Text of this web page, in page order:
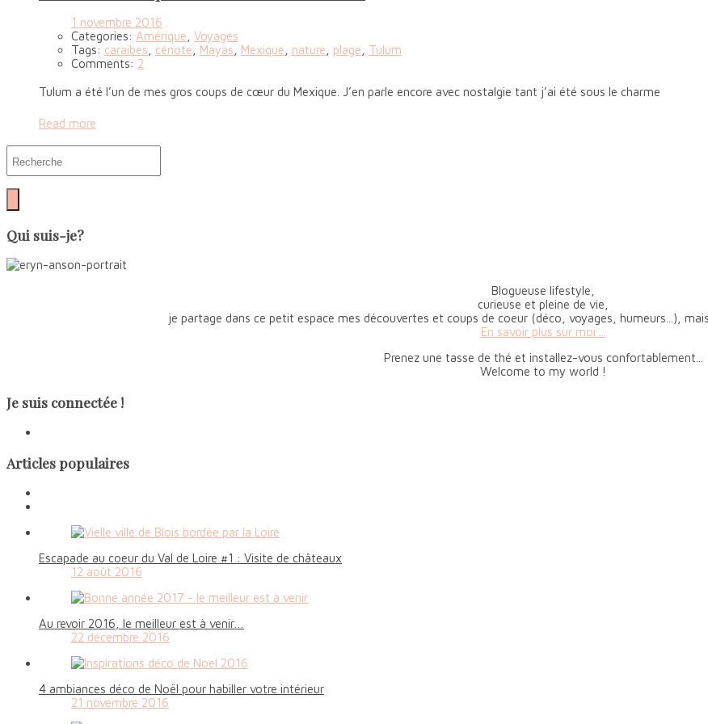
1 novembre 2016
Categories: Amérique Voyages
Tags: caraibes cénote Mayas Mexique nature plage
Tulum
Comments: 2
Tulum a été l’un de mes gros coups de cœur du Mexique. J’en parle encore avec nostalgie tant j’ai été sous le charme
Read more
Qui suis-je?
Blogueuse lifestyle,
curieuse et pleine de vie,
je partage dans ce petit espace mes découvertes et coups de coeur (déco, voyages, humeurs...),
En savoir plus sur moi ...
Prenez une tasse de thé et installez-vous confortablement...
Welcome to my world !
Je suis connectée !
Articles populaires
Escapade au coeur du Val de Loire #1 : Visite de châteaux
12 août 2016
Au revoir 2016, le meilleur est à venir…
22 décembre 2016
4 ambiances déco de Noël pour habiller votre intérieur
21 novembre 2016